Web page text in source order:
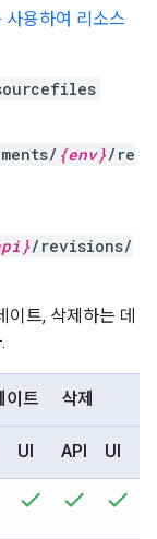
사용하여 리소스
{env}/re
/revisions/
트, 삭제하는 데
이트 삭제
UI API UI